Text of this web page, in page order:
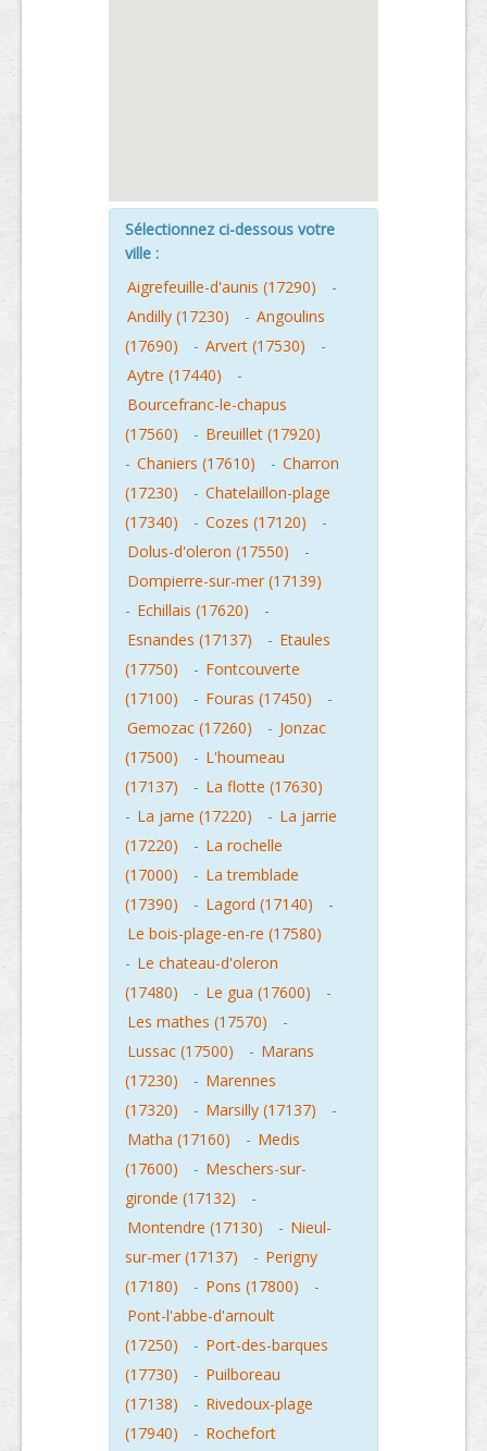
Sélectionnez ci-dessous votre
ville :
Aigrefeuille-d'aunis (17290)
-
Andilly (17230)
- Angoulins
(17690)
- Arvert (17530)
-
Aytre (17440)
-
Bourcefranc-le-chapus
(17560)
- Breuillet (17920)
- Chaniers (17610) - Charron
(17230)
- Chatelaillon-plage
(17340)
- Cozes (17120)
-
Dolus-d'oleron (17550)
-
Dompierre-sur-mer (17139)
- Echillais (17620)
-
Esnandes (17137)
- Etaules
(17750)
- Fontcouverte
(17100)
- Fouras (17450)
-
Gemozac (17260)
- Jonzac
(17500)
- L'houmeau
(17137)
- La flotte (17630)
- La jarne (17220) - La jarrie
(17220)
- La rochelle
(17000)
- La tremblade
(17390)
- Lagord (17140)
-
Le bois-plage-en-re (17580)
- Le chateau-d'oleron
(17480)
- Le gua (17600)
-
Les mathes (17570)
-
Lussac (17500)
- Marans
(17230)
- Marennes
(17320)
- Marsilly (17137)
-
Matha (17160)
- Medis
(17600)
- Meschers-sur-
gironde (17132)
-
Montendre (17130)
- Nieul-
sur-mer (17137)
- Perigny
(17180)
- Pons (17800)
-
Pont-l'abbe-d'arnoult
(17250)
- Port-des-barques
(17730)
- Puilboreau
(17138)
- Rivedoux-plage
(17940)
- Rochefort